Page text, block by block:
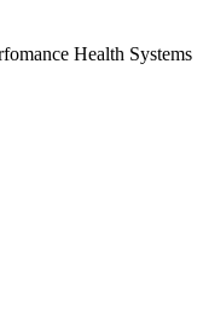
Health Systems